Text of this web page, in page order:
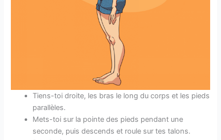
Tiens-toi droite, les bras le long du corps et les pieds
parallèles.
Mets-toi sur la pointe des pieds pendant une
seconde, puis descends et roule sur tes talons.